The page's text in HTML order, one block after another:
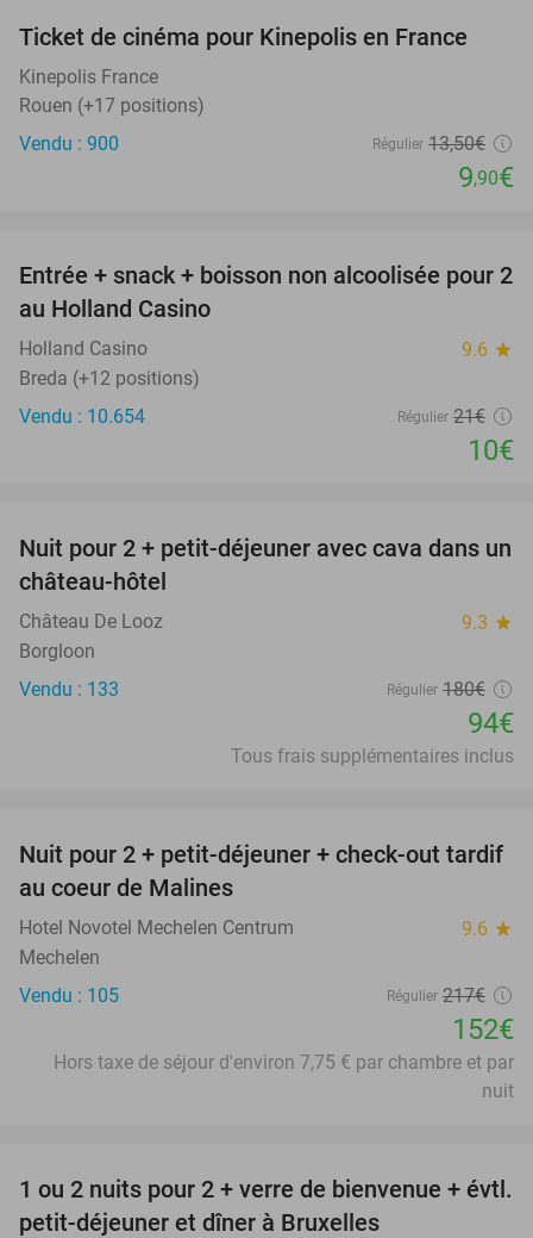
27%
OUT
Ticket de cinéma pour Kinepolis en France
Kinepolis France
Rouen (+17 positions)
Vendu : 900
Régulier 13,50€
9,90€
52%
Entrée + snack + boisson non alcoolisée pour 2
au Holland Casino
Holland Casino 9.6 star
Breda (+12 positions)
Vendu : 10.654
Régulier 21€
10€
48%
Nuit pour 2 + petit-déjeuner avec cava dans un
château-hôtel
Château De Looz 9.3 star
Borgloon
Vendu : 133
Régulier 180€
94€
Tous frais supplémentaires inclus
30%
Nuit pour 2 + petit-déjeuner + check-out tardif
au coeur de Malines
Hotel Novotel Mechelen Centrum 9.6 star
Mechelen
Vendu : 105
Régulier 217€
152€
Hors taxe de séjour d'environ 7,75 € par chambre et par
nuit
25%
1 ou 2 nuits pour 2 + verre de bienvenue + évtl.
petit-déjeuner et dîner à Bruxelles